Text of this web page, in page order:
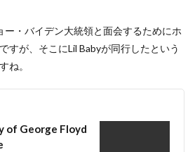
ー・バイデン大統領と面会するためにホ
すが、そこにLil Babyが同行したという
ね。
of George Floyd